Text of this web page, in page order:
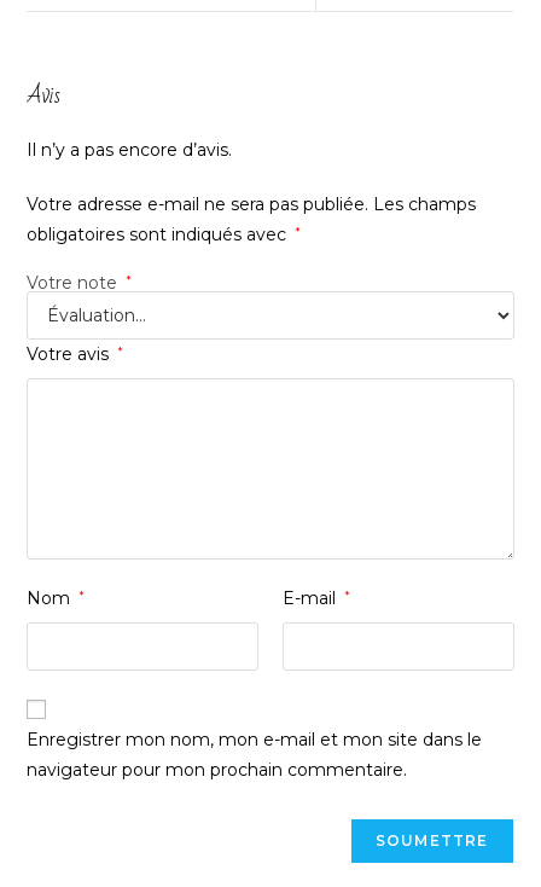
Avis
Il n’y a pas encore d’avis.
Votre adresse e-mail ne sera pas publiée. Les champs
obligatoires sont indiqués avec *
Votre note *
Votre avis *
Nom * E-mail *
Enregistrer mon nom, mon e-mail et mon site dans le
navigateur pour mon prochain commentaire.